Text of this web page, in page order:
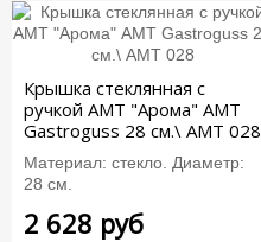
Крышка стеклянная c
ручкой АМТ "Арома" AMT
Gastroguss 28 см.\ AMT 028
Материал: стекло. Диаметр:
28 см.
2 628 руб